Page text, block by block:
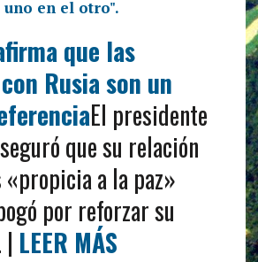
que las
Rusia son un
El presidente
que su relación
«propicia a la paz»
por reforzar su
| LEER MÁS